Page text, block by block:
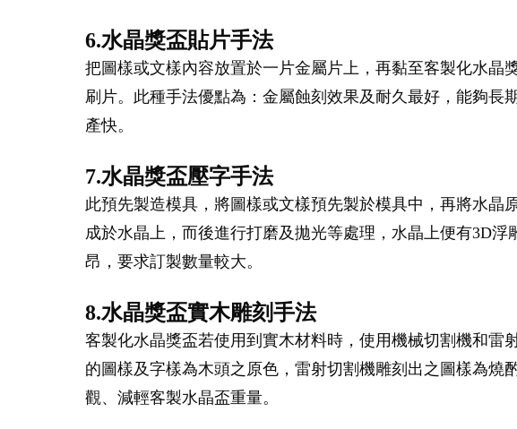
6.水晶獎盃貼片手法
把圖樣或文樣內容放置於一片金屬片上，再黏至客製化水
刷片。此種手法優點為：金屬蝕刻效果及耐久最好，能夠
產快。
7.水晶獎盃壓字手法
此預先製造模具，將圖樣或文樣預先製於模具中，再將水
成於水晶上，而後進行打磨及拋光等處理，水晶上便有3D
昂，要求訂製數量較大。
8.水晶獎盃實木雕刻手法
客製化水晶獎盃若使用到實木材料時，使用機械切割機和雷
的圖樣及字樣為木頭之原色，雷射切割機雕刻出之圖樣為
觀、減輕客製水晶盃重量。